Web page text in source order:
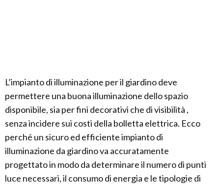
L’impianto di illuminazione per il giardino deve
permettere una buona illuminazione dello spazio
disponibile, sia per fini decorativi che di visibilità ,
senza incidere sui costi della bolletta elettrica. Ecco
perché un sicuro ed efficiente impianto di
illuminazione da giardino va accuratamente
progettato in modo da determinare il numero di punti
luce necessari, il consumo di energia e le tipologie di